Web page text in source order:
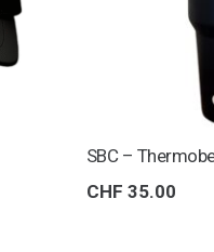
SBC –
CHF 35.00